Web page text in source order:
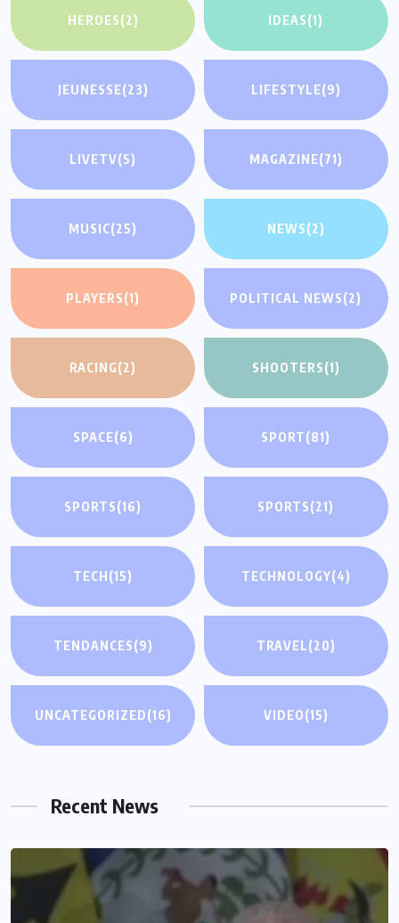
HEROES(2) IDEAS(1)
JEUNESSE(23) LIFESTYLE(9)
LIVETV(5) MAGAZINE(71)
MUSIC(25) NEWS(2)
PLAYERS(1) POLITICAL NEWS(2)
RACING(2) SHOOTERS(1)
SPACE(6) SPORT(81)
SPORTS(16) SPORTS(21)
TECH(15) TECHNOLOGY(4)
TENDANCES(9) TRAVEL(20)
UNCATEGORIZED(16) VIDEO(15)
Recent News